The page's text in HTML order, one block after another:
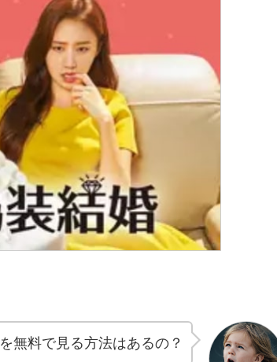
無料で見る方法はあるの？